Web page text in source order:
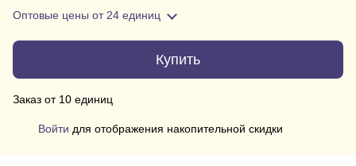
Оптовые цены от 24 единиц
Купить
Заказ от 10 единиц
Войти для отображения накопительной скидки